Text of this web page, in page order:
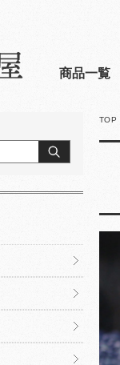
商品一覧
TOP